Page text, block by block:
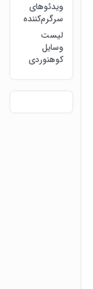
ویدئوهای
سرگرم‌کننده
لیست
وسایل
کوهنوردی